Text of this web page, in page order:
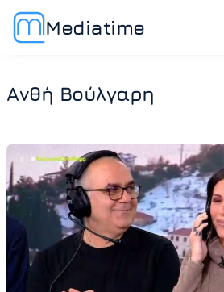
Mediatime
Ανθή Βούλγαρη